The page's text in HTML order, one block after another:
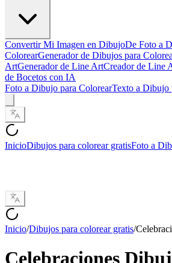
Convertir Mi Imagen en DibujoDe Foto a
ColorearGenerador de Dibujos para
ArtGenerador de Line ArtCreador de Line
de Bocetos con IA
Foto a Dibujo para ColorearTexto a Dibujo
InicioDibujos para colorear gratisFoto a
Inicio/Dibujos para colorear gratis/
Celebraciones